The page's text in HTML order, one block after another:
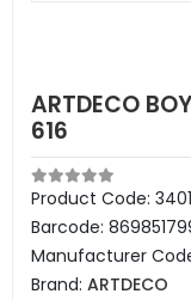
ARTDECO
616
Product Code:
Barcode:
Manufacturer
Brand: ARTDECO